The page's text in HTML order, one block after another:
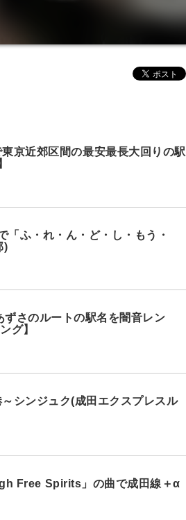
京近郊区間の最安最長大回りの駅
「ふ・れ・ん・ど・し・もう・
)
さのルートの駅名を闇音レン
グ】
シンジュク(成田エクスプレスル
Free Spirits」の曲で成田線＋α